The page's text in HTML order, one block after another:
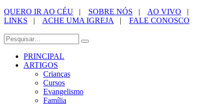
QUERO IR AO CÉU | SOBRE NÓS | AO VIVO |
LINKS | ACHE UMA IGREJA | FALE CONOSCO
PRINCIPAL
ARTIGOS
Crianças
Cursos
Evangelismo
Família